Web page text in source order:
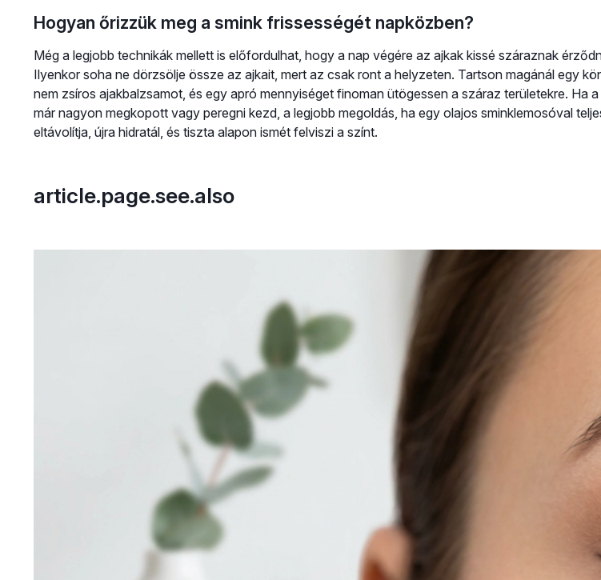
Hogyan őrizzük meg a smink frissességét napközben?
Még a legjobb technikák mellett is előfordulhat, hogy a nap végére az ajkak kissé száraznak
Ilyenkor soha ne dörzsölje össze az ajkait, mert az csak ront a helyzeten. Tartson magánál egy
nem zsíros ajakbalzsamot, és egy apró mennyiséget finoman ütögessen a száraz területekre. Ha a
már nagyon megkopott vagy peregni kezd, a legjobb megoldás, ha egy olajos sminklemosóval
eltávolítja, újra hidratál, és tiszta alapon ismét felviszi a színt.
article.page.see.also